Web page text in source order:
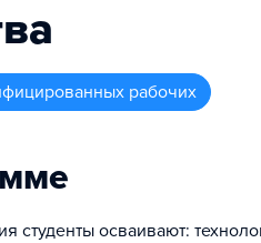
рабочих
студенты осваивают: